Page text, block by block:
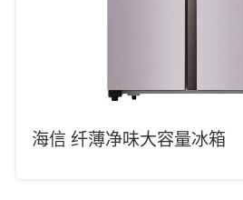
海信 纤薄净味大容量冰箱